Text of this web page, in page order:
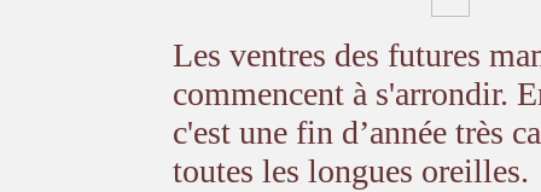
Les ventres des futures
commencent à s'arrondir.
c'est une fin d’année très
toutes les longues oreilles.